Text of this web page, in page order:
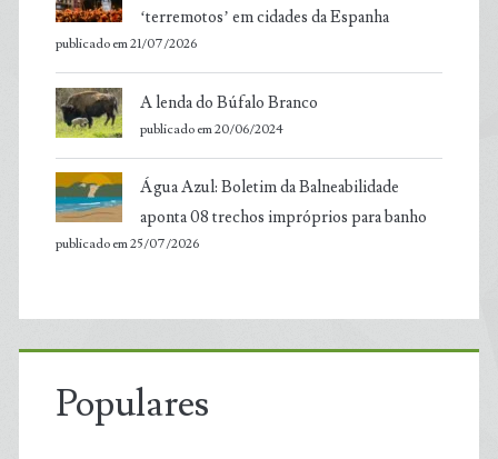
‘terremotos’ em cidades da Espanha
publicado em 21/07/2026
A lenda do Búfalo Branco
publicado em 20/06/2024
Água Azul: Boletim da Balneabilidade
aponta 08 trechos impróprios para banho
publicado em 25/07/2026
Populares